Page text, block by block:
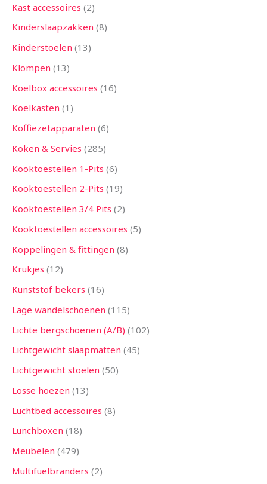
Kast accessoires 2
Kinderslaapzakken 8
Kinderstoelen 13
Klompen 13
Koelbox accessoires 16
Koelkasten 1
Koffiezetapparaten 6
Koken & Servies 285
Kooktoestellen 1-Pits 6
Kooktoestellen 2-Pits 19
Kooktoestellen 3/4 Pits 2
Kooktoestellen accessoires 5
Koppelingen & fittingen 8
Krukjes 12
Kunststof bekers 16
Lage wandelschoenen 115
Lichte bergschoenen (A/B) 102
Lichtgewicht slaapmatten 45
Lichtgewicht stoelen 50
Losse hoezen 13
Luchtbed accessoires 8
Lunchboxen 18
Meubelen 479
Multifuelbranders 2